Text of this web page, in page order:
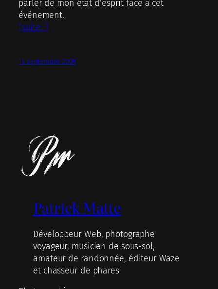
parler de mon état d’esprit face à cet
événement.
(suite…)
14 septembre 2009
Patrick Matte
Développeur Web, photographe
voyageur, musicien de sous-sol,
amateur de randonnée, éditeur Waze
et chasseur de phares